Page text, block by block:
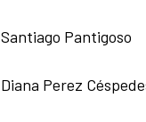
Santiago Pantigoso
Diana Perez